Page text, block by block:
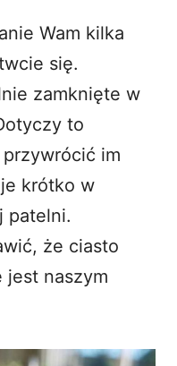
Wam kilka
się.
zamknięte w
to
im
krótko w
patelni.
że ciasto
jest naszym